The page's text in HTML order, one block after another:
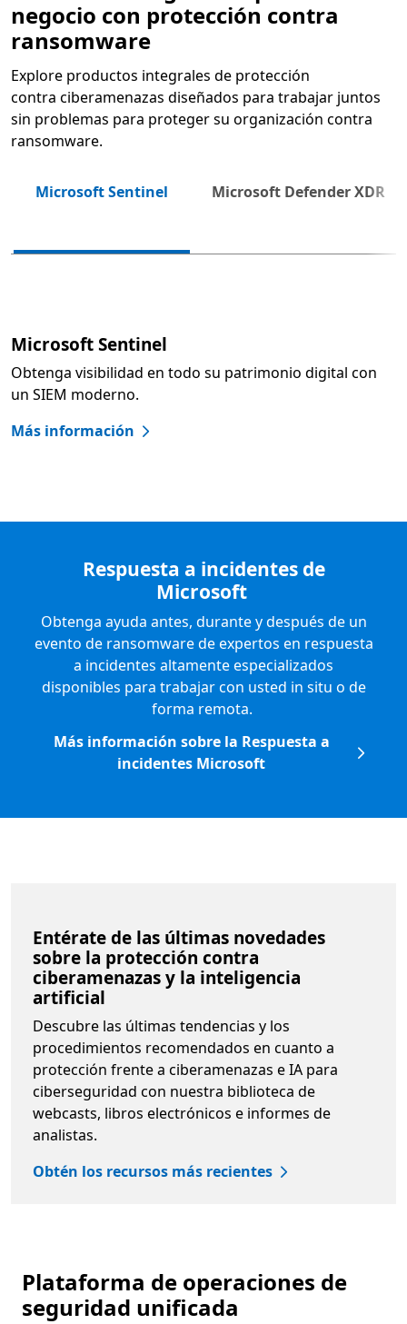
negocio con protección contra
ransomware
Explore productos integrales de protección
contra ciberamenazas diseñados para trabajar juntos
sin problemas para proteger su organización contra
ransomware.
Microsoft Sentinel
Microsoft Defender XDR
Microsoft Sentinel
Obtenga visibilidad en todo su patrimonio digital con
un SIEM moderno.
Más información
Respuesta a incidentes de
Microsoft
Obtenga ayuda antes, durante y después de un
evento de ransomware de expertos en respuesta
a incidentes altamente especializados
disponibles para trabajar con usted in situ o de
forma remota.
Más información sobre la Respuesta a
incidentes Microsoft
Entérate de las últimas novedades
sobre la protección contra
ciberamenazas y la inteligencia
artificial
Descubre las últimas tendencias y los
procedimientos recomendados en cuanto a
protección frente a ciberamenazas e IA para
ciberseguridad con nuestra biblioteca de
webcasts, libros electrónicos e informes de
analistas.
Obtén los recursos más recientes
Plataforma de operaciones de
seguridad unificada